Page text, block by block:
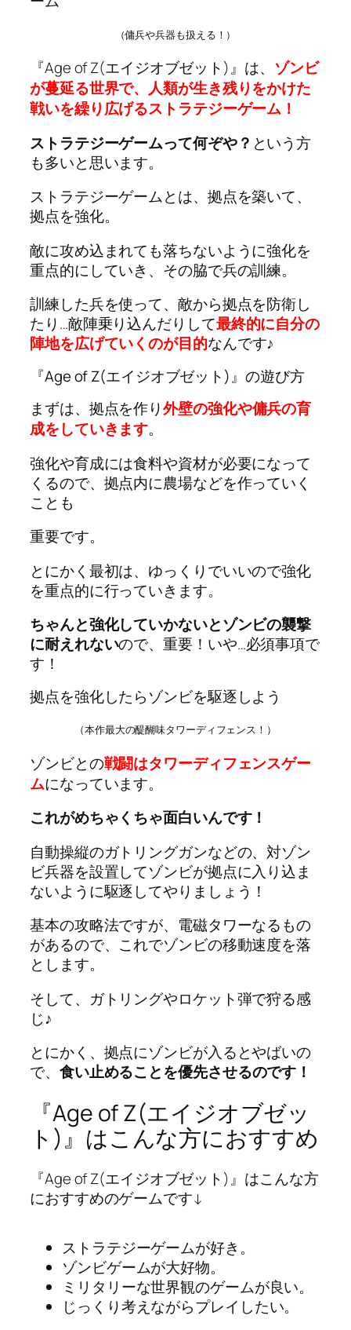
（傭兵や兵器も扱える！）
『Age of Z(エイジオブゼット)』は、 ゾンビ
が蔓延る世界で、人類が生き残りをかけた
戦いを繰り広げるストラテジーゲーム！
ストラテジーゲームって何ぞや？ という方
も多いと思います。
ストラテジーゲームとは、拠点を築いて、
拠点を強化。
敵に攻め込まれても落ちないように強化を
重点的にしていき、その脇で兵の訓練。
訓練した兵を使って、敵から拠点を防衛し
たり…敵陣乗り込んだりして最終的に自分の
陣地を広げていくのが目的なんです♪
『Age of Z(エイジオブゼット)』の遊び方
まずは、拠点を作り外壁の強化や傭兵の育
成をしていきます。
強化や育成には食料や資材が必要になって
くるので、拠点内に農場などを作っていく
ことも
重要です。
とにかく最初は、ゆっくりでいいので強化
を重点的に行っていきます。
ちゃんと強化していかないとゾンビの襲撃
に耐えれないので、重要！いや…必須事項で
す！
拠点を強化したらゾンビを駆逐しよう
（本作最大の醍醐味タワーディフェンス！）
ゾンビとの戦闘はタワーディフェンスゲー
ムになっています。
これがめちゃくちゃ面白いんです！
自動操縦のガトリングガンなどの、対ゾン
ビ兵器を設置してゾンビが拠点に入り込ま
ないように駆逐してやりましょう！
基本の攻略法ですが、電磁タワーなるもの
があるので、これでゾンビの移動速度を落
とします。
そして、ガトリングやロケット弾で狩る感
じ♪
とにかく、拠点にゾンビが入るとやばいの
で、 食い止めることを優先させるのです！
『Age of Z(エイジオブゼッ
ト)』はこんな方におすすめ
『Age of Z(エイジオブゼット)』はこんな方
におすすめのゲームです↓
ストラテジーゲームが好き。
ゾンビゲームが大好物。
ミリタリーな世界観のゲームが良い。
じっくり考えながらプレイしたい。